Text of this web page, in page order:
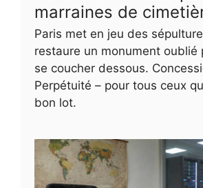
marraines de
Paris met en jeu des
restaure un monument oublié
se coucher dessous.
Perpétuité – pour tous ceux
bon lot.